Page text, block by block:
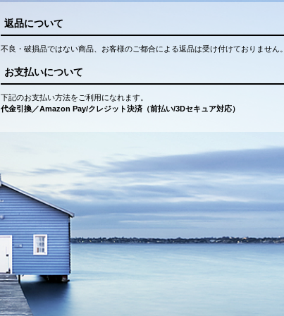
返品について
不良・破損品ではない商品、お客様のご都合による返品は受け付けておりません。
お支払いについて
下記のお支払い方法をご利用になれます。
代金引換／Amazon Pay/クレジット決済（前払い/3Dセキュア対応）